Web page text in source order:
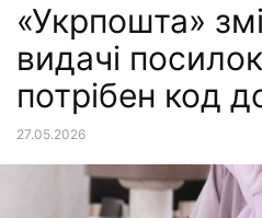
«Укрпошта»
видачі
потрібен код
27.05.2026